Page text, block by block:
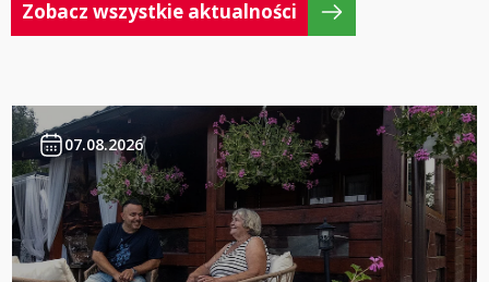
Zobacz wszystkie aktualności
07.08.2026